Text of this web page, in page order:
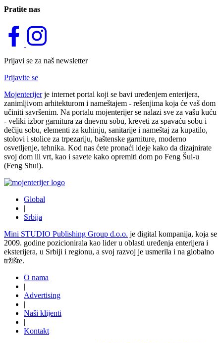
Pratite nas
Prijavi se za naš newsletter
Prijavite se
Mojenterijerje internet portal koji se bavi uređenjem enterijera,
zanimljivom arhitekturom i nameštajem - rešenjima koja će vaš dom
učiniti savršenim. Na portalu mojenterijer se nalazi sve za vašu kuću
- veliki izbor garnitura za dnevnu sobu, kreveti za spavaću sobu i
dečiju sobu, elementi za kuhinju, sanitarije i nameštaj za kupatilo,
stolovi i stolice za trpezariju, baštenske garniture, moderno
osvetljenje, tehnika. Kod nas ćete pronaći ideje kako da dizajnirate
svoj dom ili vrt, kao i savete kako opremiti dom po Feng Šui-u
(Feng Shui).
Global
|
Srbija
Mini STUDIO Publishing Group d.o.o. je digital kompanija, koja se
2009. godine pozicionirala kao lider u oblasti uređenja enterijera i
eksterijera, u Srbiji i regionu, a svoj razvoj je usmerila i na globalno
tržište.
O nama
|
Advertising
|
Naši klijenti
|
Kontakt